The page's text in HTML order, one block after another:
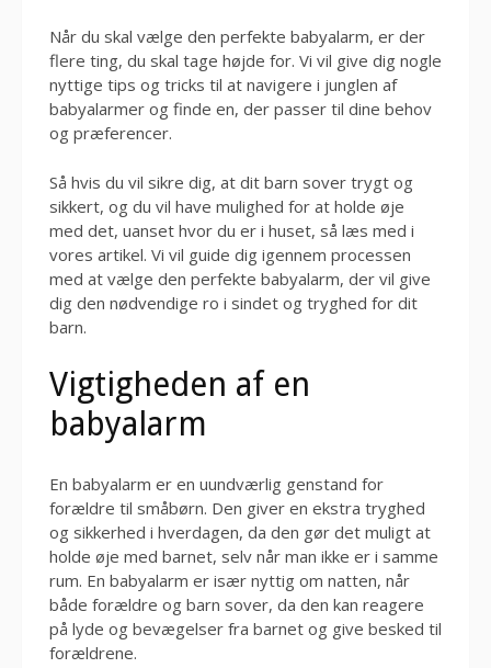
Når du skal vælge den perfekte babyalarm, er der
flere ting, du skal tage højde for. Vi vil give dig nogle
nyttige tips og tricks til at navigere i junglen af
babyalarmer og finde en, der passer til dine behov
og præferencer.
Så hvis du vil sikre dig, at dit barn sover trygt og
sikkert, og du vil have mulighed for at holde øje
med det, uanset hvor du er i huset, så læs med i
vores artikel. Vi vil guide dig igennem processen
med at vælge den perfekte babyalarm, der vil give
dig den nødvendige ro i sindet og tryghed for dit
barn.
Vigtigheden af en
babyalarm
En babyalarm er en uundværlig genstand for
forældre til småbørn. Den giver en ekstra tryghed
og sikkerhed i hverdagen, da den gør det muligt at
holde øje med barnet, selv når man ikke er i samme
rum. En babyalarm er især nyttig om natten, når
både forældre og barn sover, da den kan reagere
på lyde og bevægelser fra barnet og give besked til
forældrene.